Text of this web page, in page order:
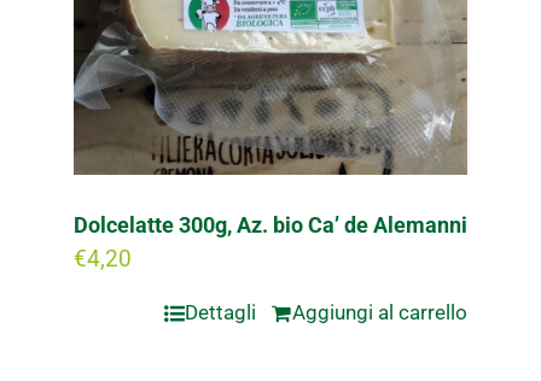
Dolcelatte 300g, Az. bio Ca’ de Alemanni
€4,20
Aggiungi al carrello
Dettagli